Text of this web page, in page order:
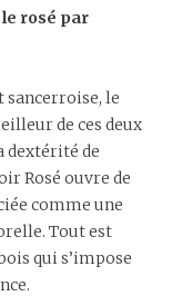
le rosé par
sancerroise, le
de ces deux
dextérité de
Rosé ouvre de
comme une
Tout est
qui s’impose